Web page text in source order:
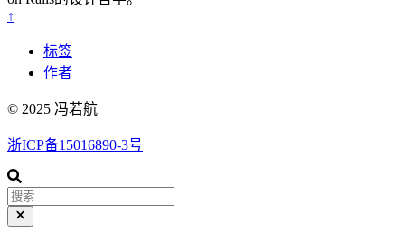
↑
标签
作者
© 2025 冯若航
浙ICP备15016890-3号